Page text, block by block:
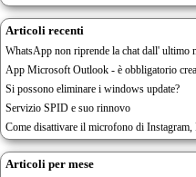
Articoli recenti
WhatsApp non riprende la chat dall' ultimo
App Microsoft Outlook - è obbligatorio
Si possono eliminare i windows update?
Servizio SPID e suo rinnovo
Come disattivare il microfono di
Articoli per mese